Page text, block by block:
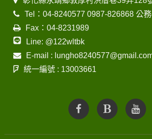
Tel：04-8240577 0987-826868 公
Fax：04-8231989
Line: @122wltbk
E-mail :
統一編號 : 13003661